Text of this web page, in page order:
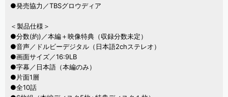
●発売協力／TBSグロウディア
＜製品仕様＞
●分数(約)／本編＋映像特典（収録分数未定）
●音声／ドルビーデジタル（日本語2chステレオ）
●画面サイズ／16:9LB
●字幕／日本語（本編のみ）
●片面1層
●全10話